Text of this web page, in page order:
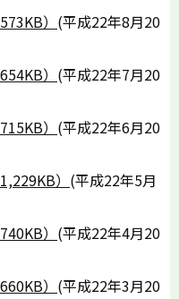
） (平成22年8月20
） (平成22年7月20
） (平成22年6月20
） (平成22年5月
） (平成22年4月20
） (平成22年3月20